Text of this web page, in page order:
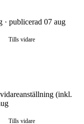
· publicerad 07 aug
Tills vidare
(inkl.
Tills vidare